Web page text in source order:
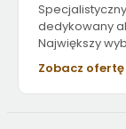
dedykowany
Największy
Zobacz ofertę